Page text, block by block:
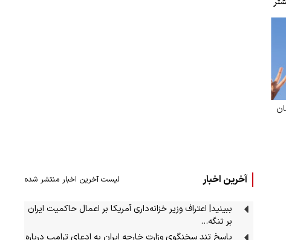
آخرین اخبار لیست آخرین اخبار منتشر شده
ببینید| اعتراف وزیر خزانه‌داری آمریکا بر اعمال حاکمیت ایران
بر تنگه…
پاسخ تند سخنگوی وزارت خارجه ایران به ادعای ترامپ درباره